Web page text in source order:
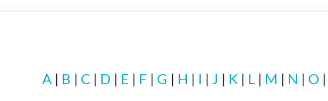
A | B | C | D | E | F | G | H | I | J | K | L | M | N | O |